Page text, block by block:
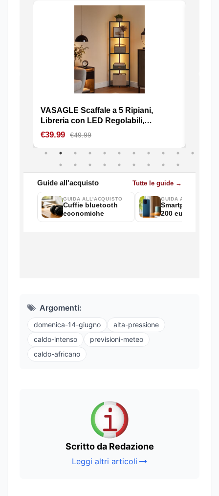
Argomenti:
domenica-14-giugno
alta-pressione
caldo-intenso
previsioni-meteo
caldo-africano
Scritto da Redazione
Leggi altri articoli